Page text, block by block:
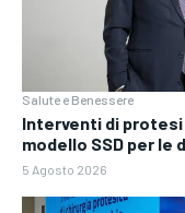
Salute e Benessere
Interventi di protesi
modello SSD per le
5 Agosto 2026